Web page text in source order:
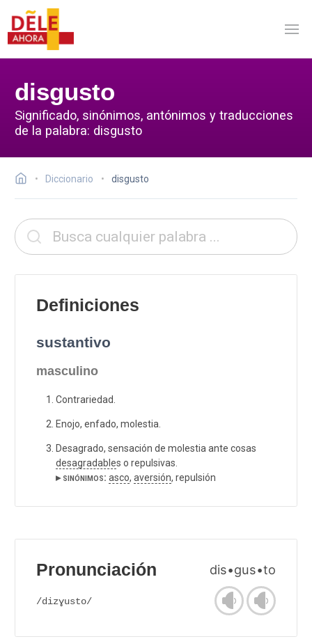
disgusto
Significado, sinónimos, antónimos y traducciones
de la palabra: disgusto
Diccionario disgusto
Definiciones
sustantivo
masculino
Contrariedad.
Enojo, enfado, molestia.
Desagrado, sensación de molestia ante cosas
desagradables o repulsivas.
▸ sinónimos: asco, aversión, repulsión
Pronunciación dis•gus•to
/dizɣusto/